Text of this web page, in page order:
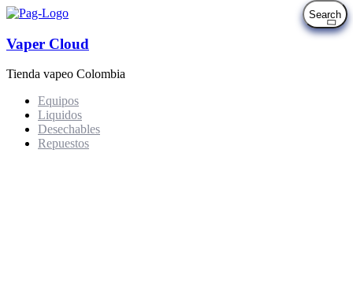
Vaper Cloud
Tienda vapeo Colombia
Equipos
Liquidos
Desechables
Repuestos